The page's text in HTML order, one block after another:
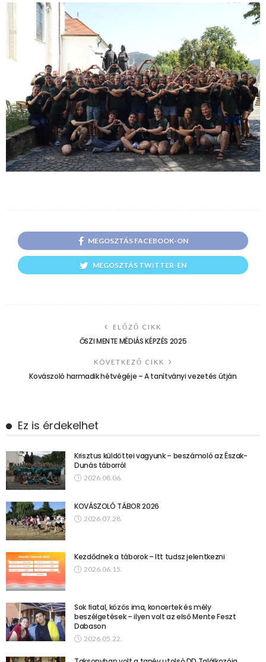
MEGOSZTÁS FACEBOOK-ON
MEGOSZTÁS TWITTER-EN
ELŐZŐ CIKK
ŐSZI MENTE MÉDIÁS KÉPZÉS 2025
KÖVETKEZŐ CIKK
Kovászoló harmadik hétvégéje – A tanítványi vezetés útján
Ez is érdekelhet
Krisztus küldöttei vagyunk – beszámoló az Észak-
Dunás táborról
2026.08.06.
KOVÁSZOLÓ TÁBOR 2026
2026.07.28.
Kezdődnek a táborok – Itt tudsz jelentkezni
2026.06.15.
Sok fiatal, közös ima, koncertek és mély
beszélgetések – ilyen volt az első Mente Feszt
Dabason
2026.05.22.